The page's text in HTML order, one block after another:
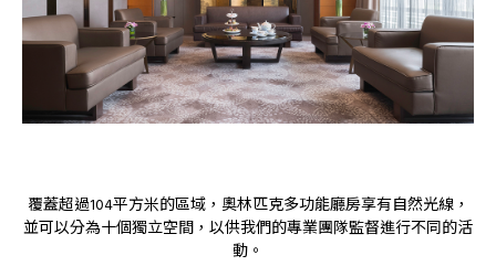
覆蓋超過104平方米的區域，奧林匹克多功能廳房享有自然光線，
並可以分為十個獨立空間，以供我們的專業團隊監督進行不同的活
動。